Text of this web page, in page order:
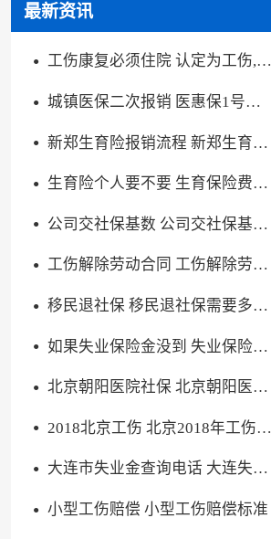
最新资讯
工伤康复必须住院 认定为工伤,住
院进行康复的费用能报销吗
城镇医保二次报销 医惠保1号报
销条件
新郑生育险报销流程 新郑生育险
报销流程图
生育险个人要不要 生育保险费个
人需要缴纳吗
公司交社保基数 公司交社保基数
与工资不符怎么处理
工伤解除劳动合同 工伤解除劳动
合同怎样赔偿
移民退社保 移民退社保需要多久
到账如果失业保险金没到 失业保险金
没领完
北京朝阳医院社保 北京朝阳医院
医保卡用选吗
2018北京工伤 北京2018年工伤缴
费基数
大连市失业金查询电话 大连失业
保险金电话
小型工伤赔偿 小型工伤赔偿标准